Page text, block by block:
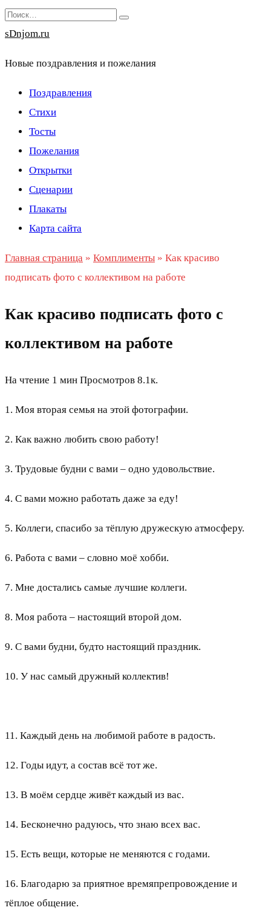
Перейти
к
Search
for:
sDnjom.ru
Новые поздравления и пожелания
Поздравления
Стихи
Тосты
Пожелания
Открытки
Сценарии
Плакаты
Карта сайта
Главная страница » Комплименты » Как красиво
подписать фото с коллективом на работе
Как красиво подписать фото с
коллективом на работе
На чтение 1 мин Просмотров 8.1к.
1. Моя вторая семья на этой фотографии.
2. Как важно любить свою работу!
3. Трудовые будни с вами – одно удовольствие.
4. С вами можно работать даже за еду!
5. Коллеги, спасибо за тёплую дружескую атмосферу.
6. Работа с вами – словно моё хобби.
7. Мне достались самые лучшие коллеги.
8. Моя работа – настоящий второй дом.
9. С вами будни, будто настоящий праздник.
10. У нас самый дружный коллектив!
11. Каждый день на любимой работе в радость.
12. Годы идут, а состав всё тот же.
13. В моём сердце живёт каждый из вас.
14. Бесконечно радуюсь, что знаю всех вас.
15. Есть вещи, которые не меняются с годами.
16. Благодарю за приятное времяпрепровождение и
тёплое общение.